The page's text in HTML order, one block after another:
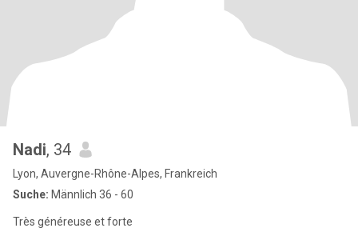
Nadi, 34
Lyon, Auvergne-Rhône-Alpes, Frankreich
Suche: Männlich 36 - 60
Très généreuse et forte